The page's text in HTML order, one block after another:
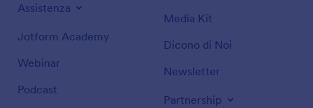
Assistenza
Jotform Academy
Webinar
Podcast
Media Kit
Dicono di Noi
Newsletter
Partnership